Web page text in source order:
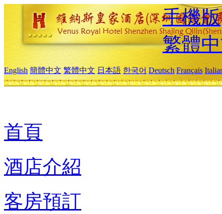
手機版
繁體
English 簡體中文 繁體中文 日本語 한국어 Deutsch Français
首頁
酒店介紹
客房預訂